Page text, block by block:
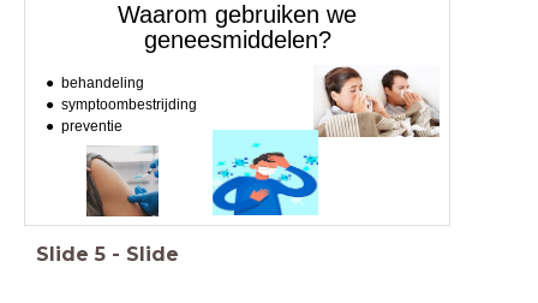
Waarom gebruiken we
geneesmiddelen?
behandeling
symptoombestrijding
preventie
Slide 5 - Slide